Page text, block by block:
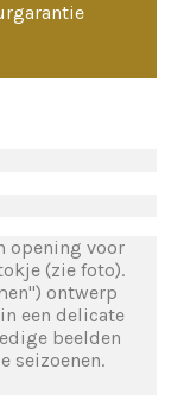
opening voor
(zie foto).
ontwerp
een delicate
beelden
seizoenen.